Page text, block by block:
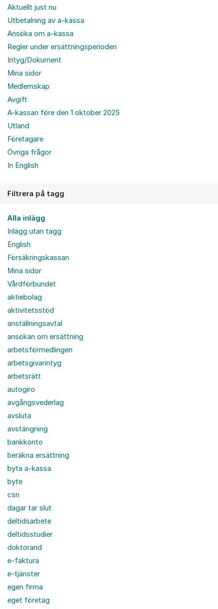
Aktuellt just nu
Utbetalning av a-kassa
Ansöka om a-kassa
Regler under ersättningsperioden
Intyg/Dokument
Mina sidor
Medlemskap
Avgift
A-kassan före den 1 oktober 2025
Utland
Företagare
Övriga frågor
In English
Filtrera på tagg
Alla inlägg
Inlägg utan tagg
English
Försäkringskassan
Mina sidor
Vårdförbundet
aktiebolag
aktivitetsstöd
anställningsavtal
ansökan om ersättning
arbetsförmedlingen
arbetsgivarintyg
arbetsrätt
autogiro
avgångsvederlag
avsluta
avstängning
bankkonto
beräkna ersättning
byta a-kassa
byte
csn
dagar tar slut
deltidsarbete
deltidsstudier
doktorand
e-faktura
e-tjänster
egen firma
eget företag